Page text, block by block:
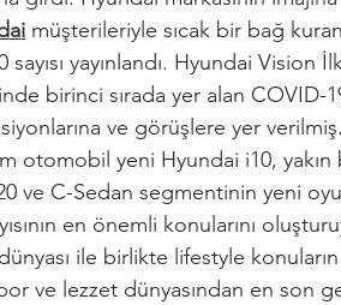
müşterileriyle sıcak bir bağ
yayınlandı. Hyundai Vision
birinci sırada yer alan COVID-
ve görüşlere yer
otomobil yeni Hyundai i10,
ve C-Sedan segmentinin yeni
en önemli konularını
ile birlikte lifestyle
ve lezzet dünyasından en son